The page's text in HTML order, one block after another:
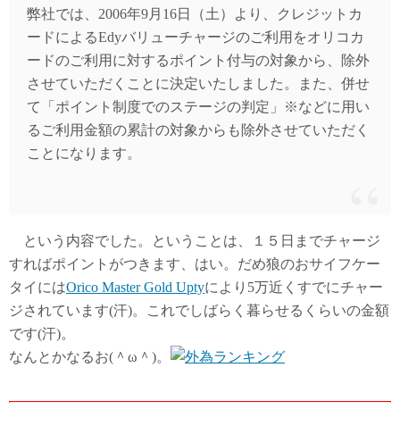
弊社では、2006年9月16日（土）より、クレジットカ
ードによるEdyバリューチャージのご利用をオリコカ
ードのご利用に対するポイント付与の対象から、除外
させていただくことに決定いたしました。また、併せ
て「ポイント制度でのステージの判定」※などに用い
るご利用金額の累計の対象からも除外させていただく
ことになります。
という内容でした。ということは、１５日までチャージ
すればポイントがつきます、はい。だめ狼のおサイフケー
タイにはOrico Master Gold Uptyにより5万近くすでにチャー
ジされています(汗)。これでしばらく暮らせるくらいの金額
です(汗)。
なんとかなるお(＾ω＾)。